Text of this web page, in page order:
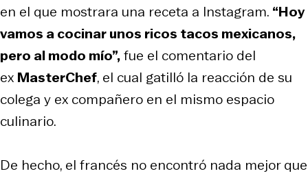
en el que mostrara una receta a Instagram. “Hoy
vamos a cocinar unos ricos tacos mexicanos,
pero al modo mío”,fue el comentario del
ex MasterChef, el cual gatilló la reacción de su
colega y ex compañero en el mismo espacio
culinario.
De hecho, el francés no encontró nada mejor que